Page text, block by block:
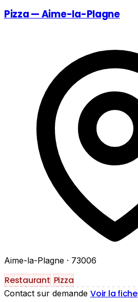
Pizza — Aime-la-Plagne
Aime-la-Plagne · 73006
Restaurant Pizza
Contact sur demande Voir la fiche